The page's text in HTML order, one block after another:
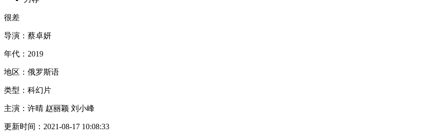
很差
导演： 蔡卓妍
年代： 2019
地区： 俄罗斯语
类型： 科幻片
主演： 许晴 赵丽颖 刘小峰
更新时间： 2021-08-17 10:08:33